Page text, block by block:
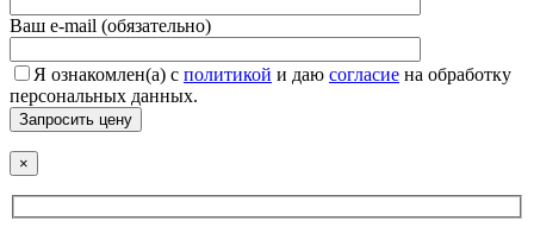
Ваш e-mail (обязательно)
Я ознакомлен(а) с политикой и даю согласие на обработку
персональных данных.
Запросить цену
×